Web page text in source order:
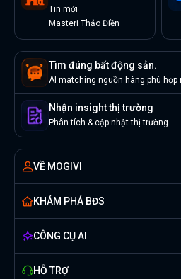
Tin mới
Masteri Thảo Điền
Tìm đúng bất động sản.
AI matching nguồn hàng phù hợp
Nhận insight thị trường
Phân tích & cập nhật thị trường
VỀ MOGIVI
KHÁM PHÁ BĐS
CÔNG CỤ AI
HỖ TRỢ